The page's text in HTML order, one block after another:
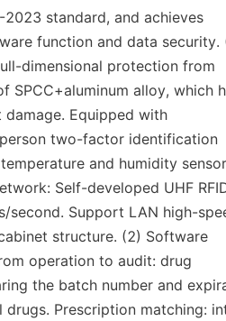
standard, and achieves
function and data security.
dimensional protection from
SPCC+aluminum alloy, which
Equipped with
two-factor identification
and humidity
Self-developed UHF
second. Support LAN high-
structure. (2) Software
operation to audit: drug
the batch number and
Prescription matching: